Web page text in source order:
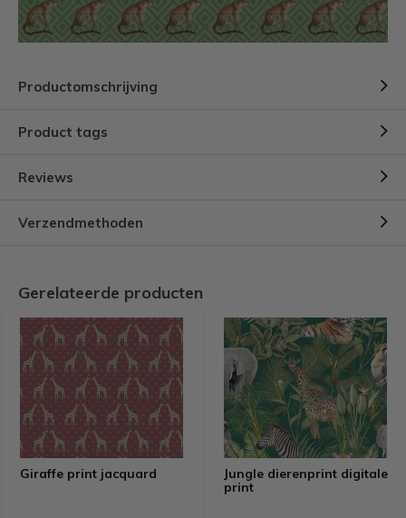
Productomschrijving
Product tags
Reviews
Verzendmethoden
Gerelateerde producten
Giraffe print jacquard
Jungle dierenprint digitale
print